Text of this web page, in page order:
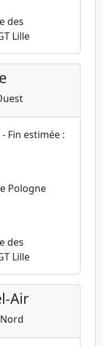
des
Lille
Fin estimée :
Pologne
des
Lille
Air